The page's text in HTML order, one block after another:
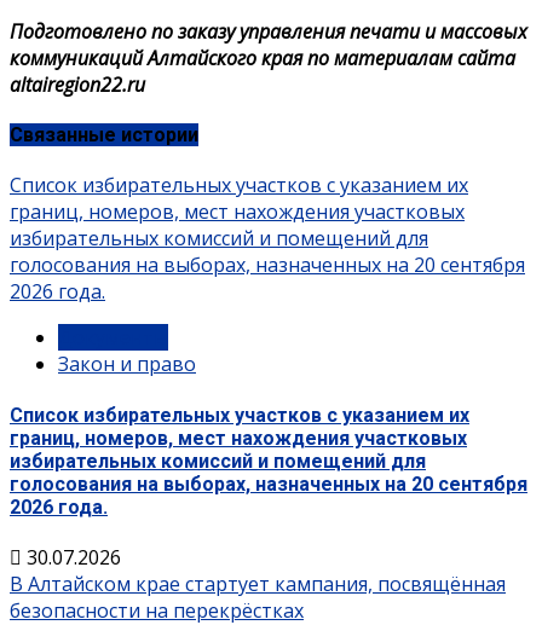
Подготовлено по заказу управления печати и массовых
коммуникаций Алтайского края по материалам сайта
altairegion22.ru
Связанные истории
Список избирательных участков с указанием их
границ, номеров, мест нахождения участковых
избирательных комиссий и помещений для
голосования на выборах, назначенных на 20 сентября
2026 года.
Закон и право
Список избирательных участков с указанием их
границ, номеров, мест нахождения участковых
избирательных комиссий и помещений для
голосования на выборах, назначенных на 20 сентября
2026 года.
30.07.2026
В Алтайском крае стартует кампания, посвящённая
безопасности на перекрёстках